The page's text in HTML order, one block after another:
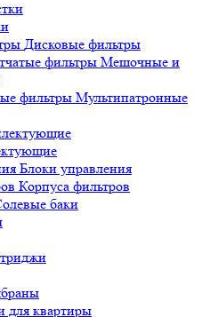
Дисковые фильтры
Мешочные и
Мультипатронные
Блоки управления
Корпуса фильтров
баки